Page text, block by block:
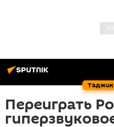
Переиграть